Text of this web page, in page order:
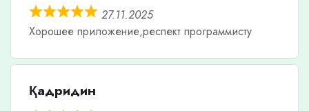
27.11.2025
Хорошее приложение,респект программисту
Қадридин